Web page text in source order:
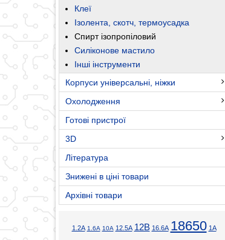
Клеї
Ізолента, скотч, термоусадка
Спирт ізопропіловий
Силіконове мастило
Інші інструменти
Корпуси універсальні, ніжки
Охолодження
Готові пристрої
3D
Література
Знижені в ціні товари
Архівні товари
1.2А 1.6А 10А 12.5А 12В 16.6А 18650 1А